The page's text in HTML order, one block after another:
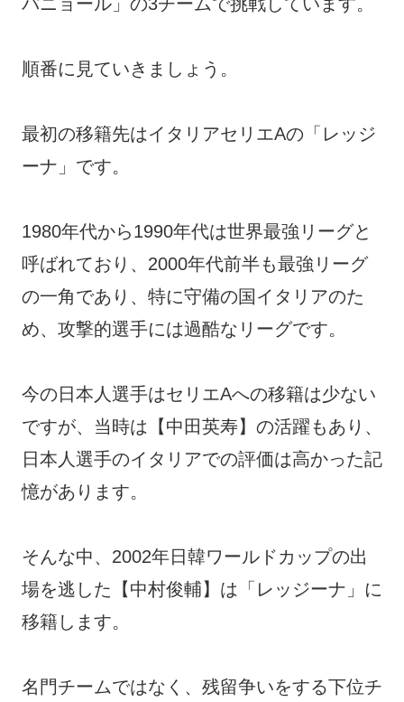
順番に見ていきましょう。
最初の移籍先はイタリアセリエAの「レッジ
ーナ」です。
1980年代から1990年代は世界最強リーグと
呼ばれており、2000年代前半も最強リーグ
の一角であり、特に守備の国イタリアのた
め、攻撃的選手には過酷なリーグです。
今の日本人選手はセリエAへの移籍は少ない
ですが、当時は【中田英寿】の活躍もあり、
日本人選手のイタリアでの評価は高かった記
憶があります。
そんな中、2002年日韓ワールドカップの出
場を逃した【中村俊輔】は「レッジーナ」に
移籍します。
名門チームではなく、残留争いをする下位チ